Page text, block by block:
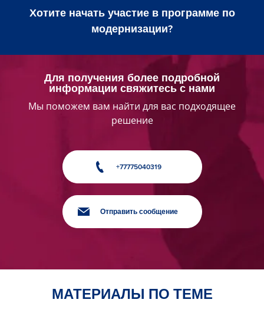
Хотите начать участие в программе по
модернизации?
Для получения более подробной
информации свяжитесь с нами
Мы поможем вам найти для вас подходящее
решение
+77775040319
Отправить сообщение
МАТЕРИАЛЫ ПО ТЕМЕ